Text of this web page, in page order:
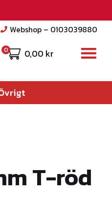
Webshop – 0103039880
0 0,00 kr
T-röd